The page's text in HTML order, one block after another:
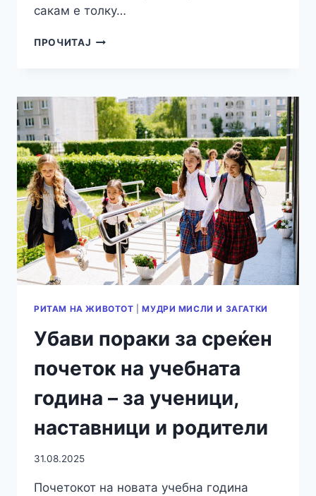
сакам е толку…
ПРОЧИТАЈ НАЈУБАВИ
МАРТ
РИТАМ НА ЖИВОТОТ |МУДРИ МИСЛИ И ЗАГАТКИ
Убави пораки за среќен
почеток на учебната
година – за ученици,
наставници и родители
31.08.2025
Почетокот на новата учебна година